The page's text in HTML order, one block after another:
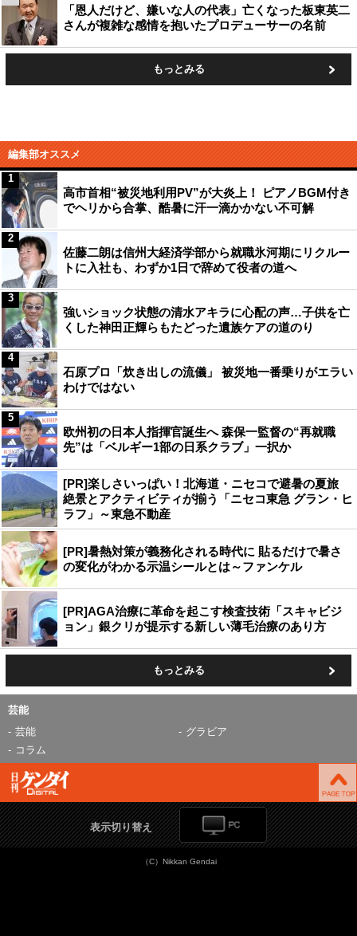
「恩人だけど、嫌いな人の代表」亡くなった板東英二
さんが複雑な感情を抱いたプロデューサーの名前
もっとみる
編集部オススメ
高市首相“被災地利用PV”が大炎上！ ピアノBGM付き
でヘリから合掌、酷暑に汗一滴かかない不可解
1
佐藤二朗は信州大経済学部から就職氷河期にリクルー
トに入社も、わずか1日で辞めて役者の道へ
2
強いショック状態の清水アキラに心配の声…子供を亡
くした神田正輝らもたどった遺族ケアの道のり
3
石原プロ「炊き出しの流儀」 被災地一番乗りがエラい
わけではない
4
欧州初の日本人指揮官誕生へ 森保一監督の“再就職
先”は「ベルギー1部の日系クラブ」一択か
5
[PR]楽しさいっぱい！北海道・ニセコで避暑の夏旅
絶景とアクティビティが揃う「ニセコ東急 グラン・ヒ
ラフ」～東急不動産
[PR]暑熱対策が義務化される時代に 貼るだけで暑さ
の変化がわかる示温シールとは～ファンケル
[PR]AGA治療に革命を起こす検査技術「スキャビジ
ョン」銀クリが提示する新しい薄毛治療のあり方
もっとみる
芸能
芸能
グラビア
コラム
表示切り替え
（C）Nikkan Gendai